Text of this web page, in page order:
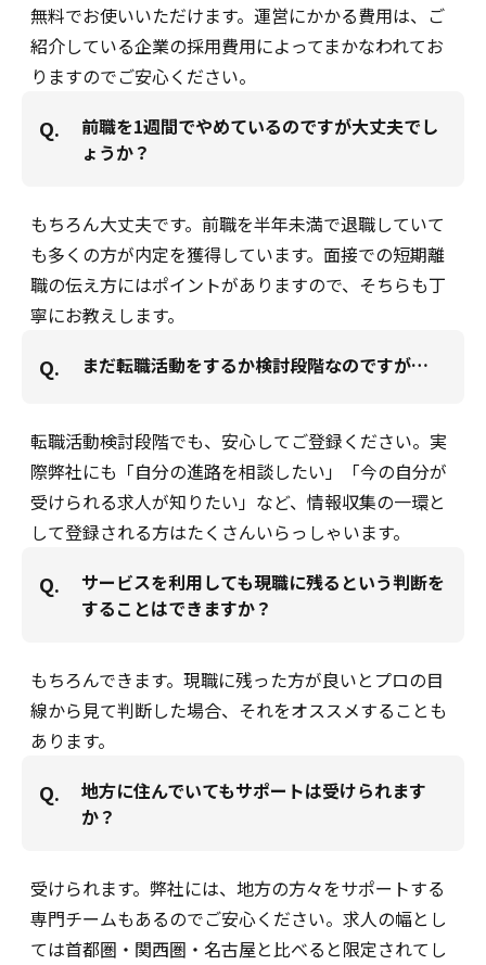
無料でお使いいただけます。運営にかかる費用は、ご
紹介している企業の採用費用によってまかなわれてお
りますのでご安心ください。
Q.
前職を1週間でやめているのですが大丈夫でし
ょうか？
もちろん大丈夫です。前職を半年未満で退職していて
も多くの方が内定を獲得しています。面接での短期離
職の伝え方にはポイントがありますので、そちらも丁
寧にお教えします。
Q. まだ転職活動をするか検討段階なのですが…
転職活動検討段階でも、安心してご登録ください。実
際弊社にも「自分の進路を相談したい」「今の自分が
受けられる求人が知りたい」など、情報収集の一環と
して登録される方はたくさんいらっしゃいます。
Q.
サービスを利用しても現職に残るという判断を
することはできますか？
もちろんできます。現職に残った方が良いとプロの目
線から見て判断した場合、それをオススメすることも
あります。
Q.
地方に住んでいてもサポートは受けられます
か？
受けられます。弊社には、地方の方々をサポートする
専門チームもあるのでご安心ください。求人の幅とし
ては首都圏・関西圏・名古屋と比べると限定されてし